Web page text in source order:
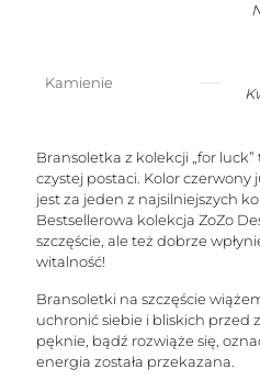
Kamienie
Bransoletka z kolekcji „for
czystej postaci. Kolor
jest za jeden z najsilniejszych
Bestsellerowa kolekcja ZoZo
szczęście, ale też dobrze
witalność!
Bransoletki na szczęście
uchronić siebie i bliskich przed
pęknie, bądź rozwiąże się,
energia została przekazana.